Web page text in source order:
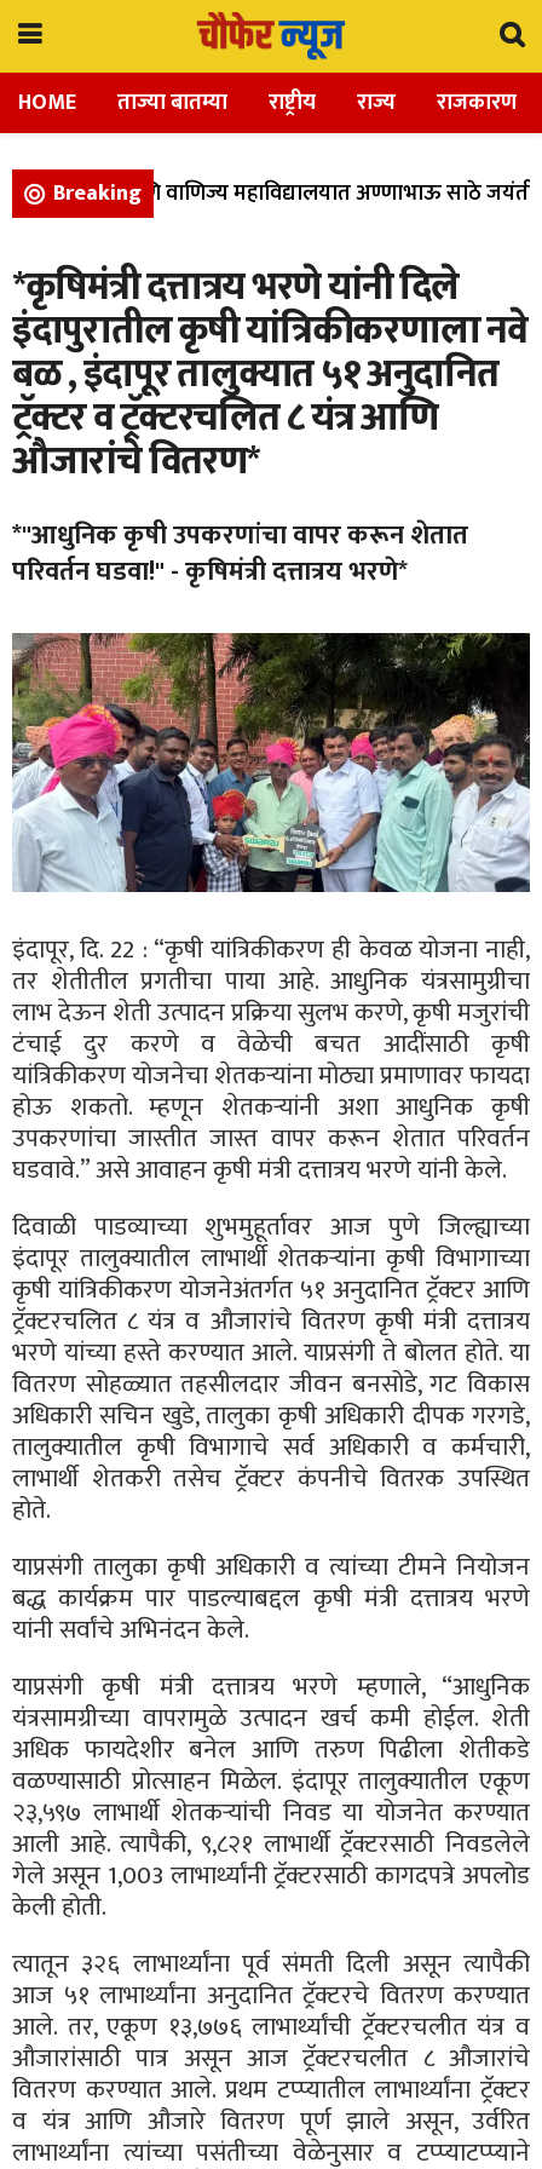
HOME ताज्या बातम्या राष्ट्रीय राज्य राजकारण
Breaking
विज्ञान, आणि वाणिज्य महाविद्यालयात अण्णाभाऊ साठे जयंती
*कृषिमंत्री दत्तात्रय भरणे यांनी दिले
इंदापुरातील कृषी यांत्रिकीकरणाला नवे
बळ , इंदापूर तालुक्यात ५१ अनुदानित
ट्रॅक्टर व ट्रॅक्टरचलित ८ यंत्र आणि
औजारांचे वितरण*
*"आधुनिक कृषी उपकरणांचा वापर करून शेतात
परिवर्तन घडवा!" - कृषिमंत्री दत्तात्रय भरणे*
इंदापूर, दि. 22 : “कृषी यांत्रिकीकरण ही केवळ योजना नाही,
तर शेतीतील प्रगतीचा पाया आहे. आधुनिक यंत्रसामुग्रीचा
लाभ देऊन शेती उत्पादन प्रक्रिया सुलभ करणे, कृषी मजुरांची
टंचाई दुर करणे व वेळेची बचत आदींसाठी कृषी
यांत्रिकीकरण योजनेचा शेतकऱ्यांना मोठ्या प्रमाणावर फायदा
होऊ शकतो. म्हणून शेतकऱ्यांनी अशा आधुनिक कृषी
उपकरणांचा जास्तीत जास्त वापर करून शेतात परिवर्तन
घडवावे.” असे आवाहन कृषी मंत्री दत्तात्रय भरणे यांनी केले.
दिवाळी पाडव्याच्या शुभमुहूर्तावर आज पुणे जिल्ह्याच्या
इंदापूर तालुक्यातील लाभार्थी शेतकऱ्यांना कृषी विभागाच्या
कृषी यांत्रिकीकरण योजनेअंतर्गत ५१ अनुदानित ट्रॅक्टर आणि
ट्रॅक्टरचलित ८ यंत्र व औजारांचे वितरण कृषी मंत्री दत्तात्रय
भरणे यांच्या हस्ते करण्यात आले. याप्रसंगी ते बोलत होते. या
वितरण सोहळ्यात तहसीलदार जीवन बनसोडे, गट विकास
अधिकारी सचिन खुडे, तालुका कृषी अधिकारी दीपक गरगडे,
तालुक्यातील कृषी विभागाचे सर्व अधिकारी व कर्मचारी,
लाभार्थी शेतकरी तसेच ट्रॅक्टर कंपनीचे वितरक उपस्थित
होते.
याप्रसंगी तालुका कृषी अधिकारी व त्यांच्या टीमने नियोजन
बद्ध कार्यक्रम पार पाडल्याबद्दल कृषी मंत्री दत्तात्रय भरणे
यांनी सर्वांचे अभिनंदन केले.
याप्रसंगी कृषी मंत्री दत्तात्रय भरणे म्हणाले, “आधुनिक
यंत्रसामग्रीच्या वापरामुळे उत्पादन खर्च कमी होईल. शेती
अधिक फायदेशीर बनेल आणि तरुण पिढीला शेतीकडे
वळण्यासाठी प्रोत्साहन मिळेल. इंदापूर तालुक्यातील एकूण
२३,५९७ लाभार्थी शेतकऱ्यांची निवड या योजनेत करण्यात
आली आहे. त्यापैकी, ९,८२१ लाभार्थी ट्रॅक्टरसाठी निवडलेले
गेले असून 1,003 लाभार्थ्यांनी ट्रॅक्टरसाठी कागदपत्रे अपलोड
केली होती.
त्यातून ३२६ लाभार्थ्यांना पूर्व संमती दिली असून त्यापैकी
आज ५१ लाभार्थ्यांना अनुदानित ट्रॅक्टरचे वितरण करण्यात
आले. तर, एकूण १३,७७६ लाभार्थ्यांची ट्रॅक्टरचलीत यंत्र व
औजारांसाठी पात्र असून आज ट्रॅक्टरचलीत ८ औजारांचे
वितरण करण्यात आले. प्रथम टप्प्यातील लाभार्थ्यांना ट्रॅक्टर
व यंत्र आणि औजारे वितरण पूर्ण झाले असून, उर्वरित
लाभार्थ्यांना त्यांच्या पसंतीच्या वेळेनुसार व टप्प्याटप्प्याने